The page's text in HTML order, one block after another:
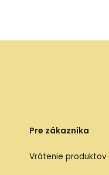
Pre zákazníka
Vrátenie produktov